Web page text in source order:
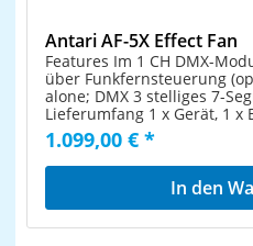
Antari AF-5X Effect Fan
Features Im 1 CH DMX-Modus bedienbar Ansteuerbar
über Funkfernsteuerung
alone; DMX 3 stelliges 7-
Lieferumfang 1 x Gerät, 1 x Bedienungsanleitung
Technische Daten Stromversorgung: 230 V AC, 50 Hz
Gesamtanschlusswert:
DMX-Eingang: 1 x 5-pol
Ansteuerung:
Stand-alone; DMX
1.099,00 € *
In den